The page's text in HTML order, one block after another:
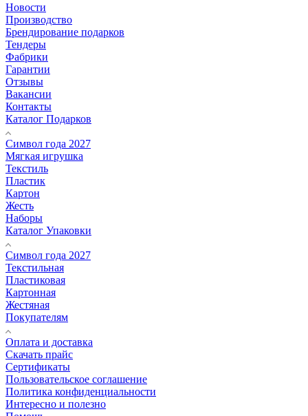
Новости
Производство
Брендирование подарков
Тендеры
Фабрики
Гарантии
Отзывы
Вакансии
Контакты
Каталог Подарков
Символ года 2027
Мягкая игрушка
Текстиль
Пластик
Картон
Жесть
Наборы
Каталог Упаковки
Символ года 2027
Текстильная
Пластиковая
Картонная
Жестяная
Покупателям
Оплата и доставка
Скачать прайс
Сертификаты
Пользовательское соглашение
Политика конфиденциальности
Интересно и полезно